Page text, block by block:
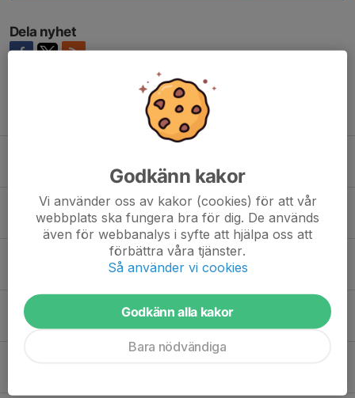
Dela nyhet
4 mar, 20:07 2
Träning V7
6 feb, 10:18 0
Försvunna glasögon
4 feb, 19:39 0
Träningsstart
Godkänn kakor
Vi använder oss av kakor (cookies) för att vår
webbplats ska fungera bra för dig. De används
även för webbanalys i syfte att hjälpa oss att
förbättra våra tjänster.
Så använder vi cookies
Godkänn alla kakor
Bara nödvändiga